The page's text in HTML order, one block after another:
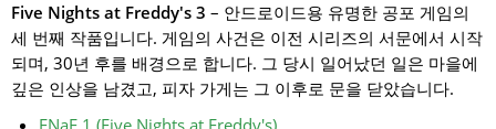
Five Nights at Freddy's 3 – 안드로이드용 유명한 공포 게임의
세 번째 작품입니다. 게임의 사건은 이전 시리즈의 서문에서 시작
되며, 30년 후를 배경으로 합니다. 그 당시 일어났던 일은 마을에
깊은 인상을 남겼고, 피자 가게는 그 이후로 문을 닫았습니다.
FNaF 1 (Five Nights at Freddy's)